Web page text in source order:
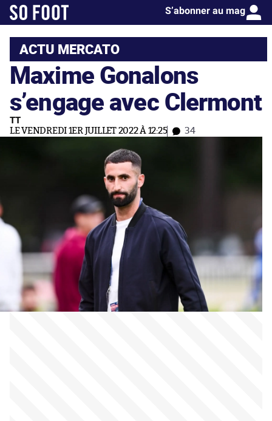
S’abonner au mag
ACTU MERCATO
Maxime Gonalons
s’engage avec Clermont
TT
LE VENDREDI 1ER JUILLET 2022 À 12:25 34